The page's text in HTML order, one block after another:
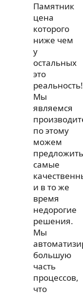
Памятник
цена
которого
ниже чем
у
остальных
это
реальность!
Мы
являемся
по этому
можем
предложить
самые
и в то же
время
недорогие
решения.
Мы
большую
часть
процессов,
что